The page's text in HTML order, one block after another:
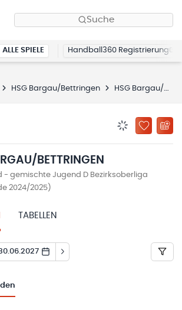
Suche
ALLE SPIELE Handball360 Registrierung
HSG Bargau/Bettringen HSG Bargau/Bettringen
ZU
BETTRINGEN
- gemischte Jugend D Bezirksoberliga
2024/2025)
TABELLEN